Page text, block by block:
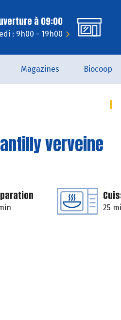
à 09:00
: 9h00 - 19h00
Magazines Biocoop
verveine
25